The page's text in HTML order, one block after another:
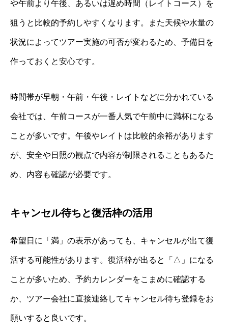
や午前より午後、あるいは遅め時間（レイトコース）を
狙うと比較的予約しやすくなります。また天候や水量の
状況によってツアー実施の可否が変わるため、予備日を
作っておくと安心です。
時間帯が早朝・午前・午後・レイトなどに分かれている
会社では、午前コースが一番人気で午前中に満杯になる
ことが多いです。午後やレイトは比較的余裕があります
が、安全や日照の観点で内容が制限されることもあるた
め、内容も確認が必要です。
キャンセル待ちと復活枠の活用
希望日に「満」の表示があっても、キャンセルが出て復
活する可能性があります。復活枠が出ると「△」になる
ことが多いため、予約カレンダーをこまめに確認する
か、ツアー会社に直接連絡してキャンセル待ち登録をお
願いすると良いです。